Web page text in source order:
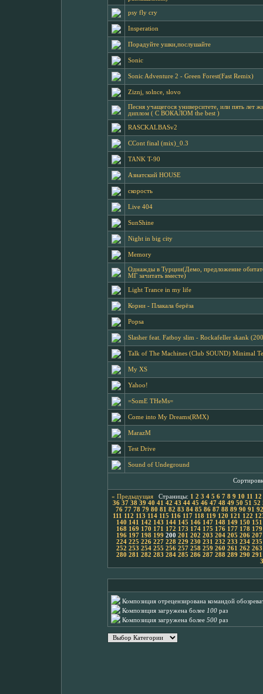
psy fly cry
Insperation
Порадуйте ушки,послушайте
Sonic
Sonic Adventure 2 - Green Forest(Fast Remix)
Ziznj, solnce, slovo
Песня учащегося университете, или пять лет
диплом ( С ВОКАЛОМ the best )
RASCKALBASv2
CCont final (mix)_0.3
TANK T-90
Азиатский HOUSE
скорость
Live 404
SunShine
Night in big city
Memory
Однажды в Турции(Демо, предложение
МГ зачитать вместе)
Light Trance in my life
Корни - Плакала берёза
Popsa
Slasher feat. Fatboy slim - Rockafeller skank
Talk of The Machines (Club SOUND) Minimal
My XS
Yahoo!
=SomE THeMs=
Come into My Dreams(RMX)
MarazM
Test Drive
Sound of Undeground
« Предыдущая Страницы: 1 2 3 4 5 6 7 8 9 10 11
12
36 37 38 39 40 41 42 43 44 45 46 47 48 49 50 51 52
76 77 78 79 80 81 82 83 84 85 86 87 88 89 90 91 92
111
112 113 114 115 116 117 118 119 120 121 122
140 141 142 143 144 145 146 147 148 149 150 151
168 169 170 171 172 173 174 175 176 177 178 179
196 197 198 199 200 201 202 203 204 205 206 207
224 225 226 227 228 229 230 231 232 233 234 235
252 253 254 255 256 257 258 259 260 261 262 263
280 281 282 283 284 285 286 287 288 289 290 291
Композиция отрецензирована командой
Композиция загружена более 100 раз
Композиция загружена более 500 раз